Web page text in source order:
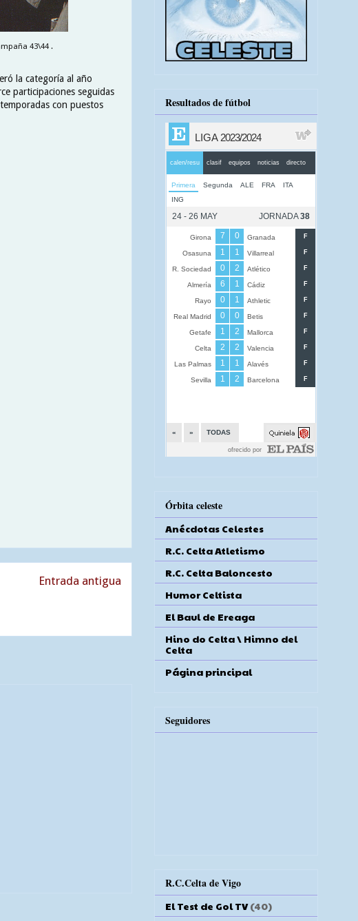
43\44 .
la categoría al año
participaciones seguidas
con puestos
Entrada antigua
Resultados de fútbol
Órbita celeste
Anécdotas Celestes
R.C. Celta Atletismo
R.C. Celta Baloncesto
Humor Celtista
El Baul de Ereaga
Hino do Celta \ Himno del
Celta
Página principal
Seguidores
R.C.Celta de Vigo
El Test de Gol TV (40)